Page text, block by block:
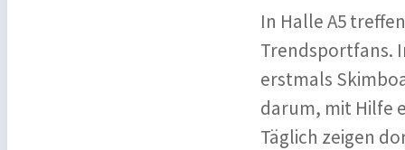
In Halle A5
Trendsportfans.
erstmals
darum, mit Hilfe
Täglich zeigen